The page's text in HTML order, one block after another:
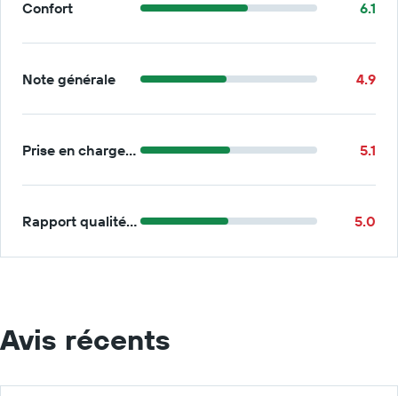
Confort 6.1
Note générale 4.9
Prise en charge/retour 5.1
Rapport qualité/prix 5.0
Avis récents